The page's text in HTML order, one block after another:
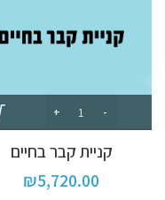
קניית קבר בחיים
₪5,720.00